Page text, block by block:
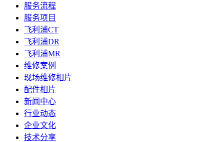
服务流程
服务项目
飞利浦CT
飞利浦DR
飞利浦MR
维修案例
现场维修相片
配件相片
新闻中心
行业动态
企业文化
技术分享